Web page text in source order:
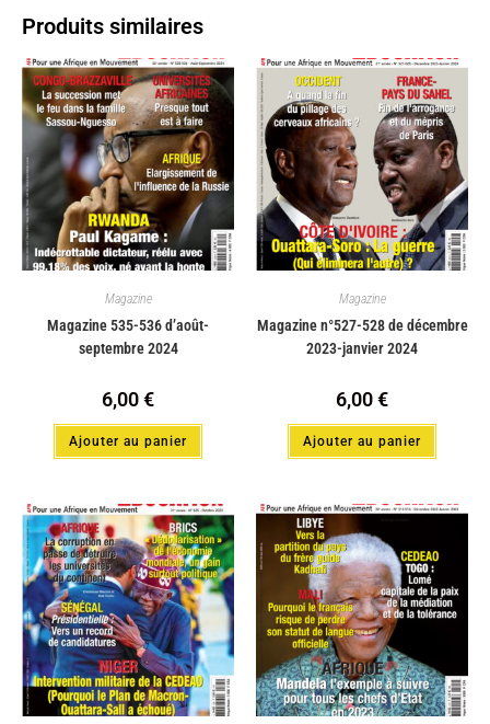
Produits similaires
Magazine
Magazine 535-536 d’août-
septembre 2024
6,00€
Ajouter au panier
Magazine
Magazine n°527-528 de décembre
2023-janvier 2024
6,00€
Ajouter au panier